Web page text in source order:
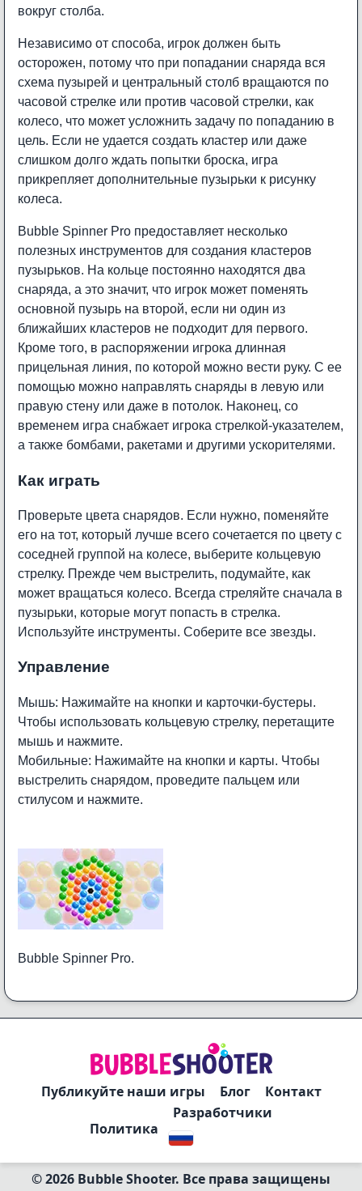
вокруг столба.
Независимо от способа, игрок должен быть
осторожен, потому что при попадании снаряда вся
схема пузырей и центральный столб вращаются по
часовой стрелке или против часовой стрелки, как
колесо, что может усложнить задачу по попаданию в
цель. Если не удается создать кластер или даже
слишком долго ждать попытки броска, игра
прикрепляет дополнительные пузырьки к рисунку
колеса.
Bubble Spinner Pro предоставляет несколько
полезных инструментов для создания кластеров
пузырьков. На кольце постоянно находятся два
снаряда, а это значит, что игрок может поменять
основной пузырь на второй, если ни один из
ближайших кластеров не подходит для первого.
Кроме того, в распоряжении игрока длинная
прицельная линия, по которой можно вести руку. С ее
помощью можно направлять снаряды в левую или
правую стену или даже в потолок. Наконец, со
временем игра снабжает игрока стрелкой-указателем,
а также бомбами, ракетами и другими ускорителями.
Как играть
Проверьте цвета снарядов. Если нужно, поменяйте
его на тот, который лучше всего сочетается по цвету с
соседней группой на колесе, выберите кольцевую
стрелку. Прежде чем выстрелить, подумайте, как
может вращаться колесо. Всегда стреляйте сначала в
пузырьки, которые могут попасть в стрелка.
Используйте инструменты. Соберите все звезды.
Управление
Мышь: Нажимайте на кнопки и карточки-бустеры.
Чтобы использовать кольцевую стрелку, перетащите
мышь и нажмите.
Мобильные: Нажимайте на кнопки и карты. Чтобы
выстрелить снарядом, проведите пальцем или
стилусом и нажмите.
Bubble Spinner Pro.
Публикуйте наши игры Блог Контакт
Политика
Разработчики
© 2026 Bubble Shooter. Все права защищены